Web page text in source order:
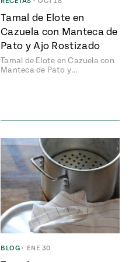
Temporada
14
Mexico
City
La Frontera
Pump Up El
Sabor
Tamal de Elote en
Cazuela con Manteca de
Pato y Ajo Rostizado
Tamal de Elote en Cazuela con
Manteca de Pato y…
BLOG • ENE 30